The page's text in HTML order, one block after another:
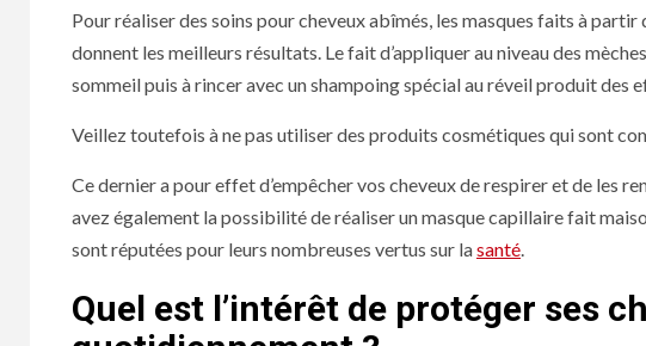
Pour réaliser des soins pour cheveux abîmés, les masques faits à partir
donnent les meilleurs résultats. Le fait d’appliquer au niveau des
sommeil puis à rincer avec un shampoing spécial au réveil produit des
Veillez toutefois à ne pas utiliser des produits cosmétiques qui sont
Ce dernier a pour effet d’empêcher vos cheveux de respirer et de les
avez également la possibilité de réaliser un masque capillaire fait
sont réputées pour leurs nombreuses vertus sur lasanté.
Quel est l’intérêt de protéger ses